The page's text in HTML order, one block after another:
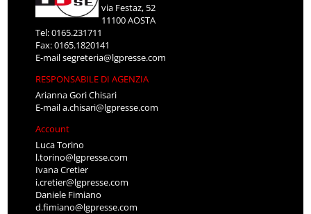
via Festaz, 52
11100 AOSTA
Tel: 0165.231711
Fax: 0165.1820141
E-mailsegreteria@lgpresse.com
RESPONSABILE DI AGENZIA
Arianna Gori Chisari
E-maila.chisari@lgpresse.com
Account
Luca Torino
l.torino@lgpresse.com
Ivana Cretier
i.cretier@lgpresse.com
Daniele Fimiano
d.fimiano@lgpresse.com